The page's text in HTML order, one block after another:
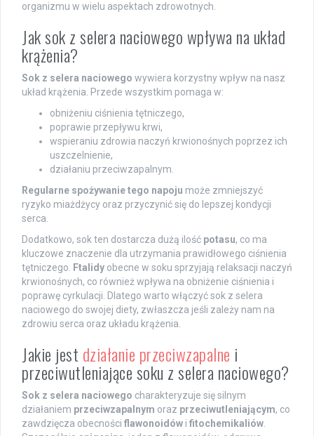
organizmu w wielu aspektach zdrowotnych.
Jak sok z selera naciowego wpływa na układ
krążenia?
Sok z selera naciowego wywiera korzystny wpływ na nasz
układ krążenia. Przede wszystkim pomaga w:
obniżeniu ciśnienia tętniczego,
poprawie przepływu krwi,
wspieraniu zdrowia naczyń krwionośnych poprzez ich
uszczelnienie,
działaniu przeciwzapalnym.
Regularne spożywanie tego napoju może zmniejszyć
ryzyko miażdżycy oraz przyczynić się do lepszej kondycji
serca.
Dodatkowo, sok ten dostarcza dużą ilość potasu, co ma
kluczowe znaczenie dla utrzymania prawidłowego ciśnienia
tętniczego.
Ftalidy obecne w soku sprzyjają relaksacji naczyń
krwionośnych, co również wpływa na obniżenie ciśnienia i
poprawę cyrkulacji. Dlatego warto włączyć sok z selera
naciowego do swojej diety, zwłaszcza jeśli zależy nam na
zdrowiu serca oraz układu krążenia.
Jakie jest działanie przeciwzapalne i
przeciwutleniające soku z selera naciowego?
Sok z selera naciowego charakteryzuje się silnym
działaniem przeciwzapalnym oraz przeciwutleniającym, co
zawdzięcza obecności flawonoidów i fitochemikaliów